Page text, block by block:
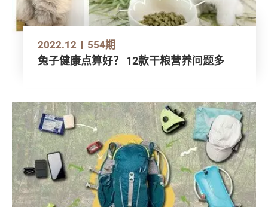
2022.12 554期
兔子健康点算好？ 12款干粮营养问题多